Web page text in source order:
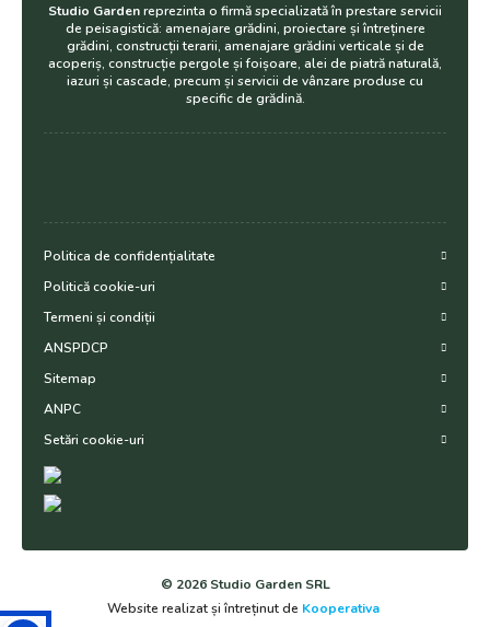
Studio Gardenreprezinta o firmă specializată în prestare servicii
de peisagistică: amenajare grădini, proiectare și întreținere
grădini, construcții terarii, amenajare grădini verticale și de
acoperiș, construcție pergole și foișoare, alei de piatră naturală,
iazuri și cascade, precum și servicii de vânzare produse cu
specific de grădină.
Politica de confidențialitate
Politică cookie-uri
Termeni și condiții
ANSPDCP
Sitemap
ANPC
Setări cookie-uri
© 2026 Studio Garden SRL
Website realizat și întreținut de Kooperativa